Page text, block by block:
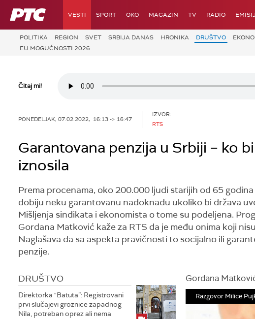
RTS VESTI SPORT OKO MAGAZIN TV RADIO
POLITIKA REGION SVET SRBIJA DANAS HRONIKA DRUŠTVO
EU MOGUĆNOSTI 2026
Čitaj mi!
PONEDELJAK, 07.02.2022, 16:13 -> 16:47
IZVOR:
RTS
Garantovana penzija u Srbiji – ko
iznosila
Prema procenama, oko 200.000 ljudi starijih od 65
dobiju neku garantovanu nadoknadu ukoliko bi država
Mišljenja sindikata i ekonomista o tome su podeljena.
Gordana Matković kaže za RTS da je među onima koji
Naglašava da sa aspekta pravičnosti to socijalno ili
penzije.
DRUŠTVO
Direktorka "Batuta”: Registrovani
prvi slučajevi groznice zapadnog
Nila, potreban oprez ali nema
Gordana
Razgovor Milice